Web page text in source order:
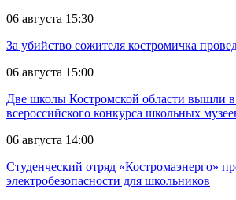
06 августа 15:30
За убийство сожителя костромичка
06 августа 15:00
Две школы Костромской области вышли
всероссийского конкурса школьных
06 августа 14:00
Студенческий отряд «Костромаэнерго»
электробезопасности для школьников